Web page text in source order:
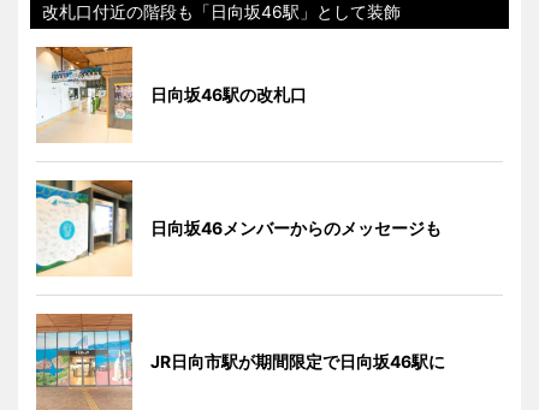
改札口付近の階段も「日向坂46駅」として装飾
日向坂46駅の改札口
日向坂46メンバーからのメッセージも
JR日向市駅が期間限定で日向坂46駅に